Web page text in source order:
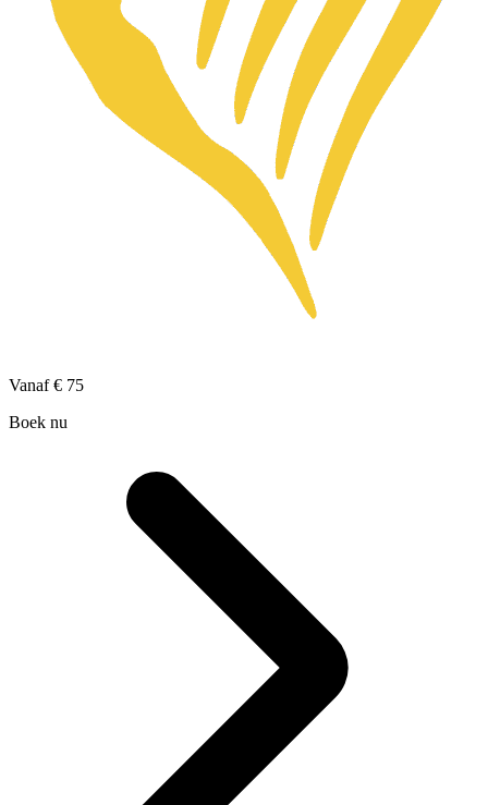
Vanaf€ 75
Boek nu